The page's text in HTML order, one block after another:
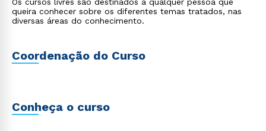
queira conhecer sobre os diferentes temas tratados, nas
diversas áreas do conhecimento.
Coordenação do Curso
Conheça o curso